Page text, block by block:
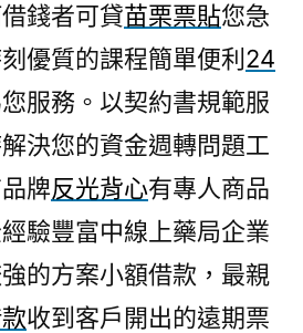
錢者可貸苗栗票貼您急
優質的課程簡單便利 24
服務。以契約書規範服
決您的資金週轉問題工
牌反光背心有專人商品
驗豐富中線上藥局企業
的方案小額借款，最親
收到客戶開出的遠期票